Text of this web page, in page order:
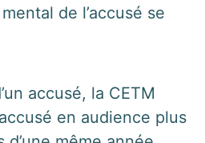
de l’accusé se
accusé, la CETM
en audience plus